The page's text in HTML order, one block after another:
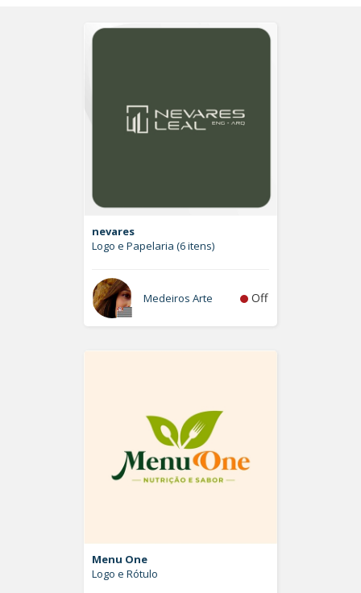
nevares
Logo e Papelaria (6 itens)
Medeiros Arte Off
Menu One
Logo e Rótulo